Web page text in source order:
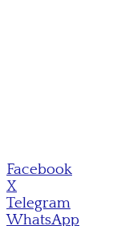
Facebook
X
Telegram
WhatsApp